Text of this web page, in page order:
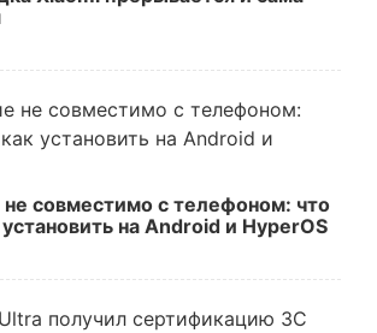
совместимо с телефоном: что
на Android и HyperOS